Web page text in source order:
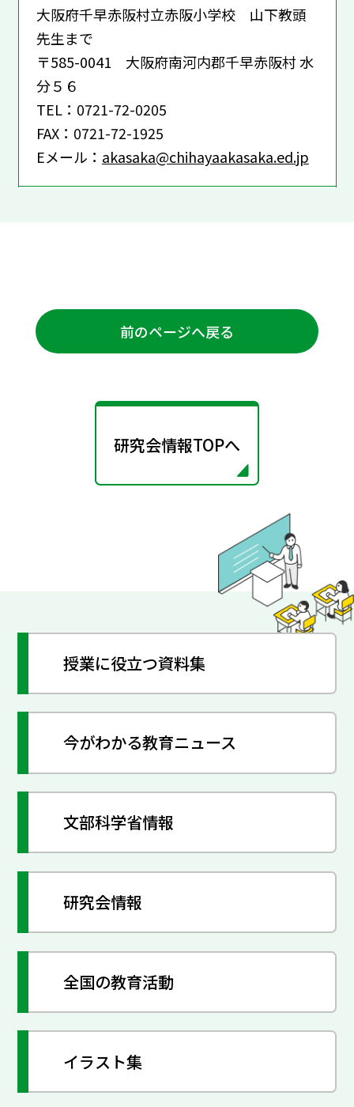
大阪府千早赤阪村立赤阪小学校 山下教頭
先生まで
〒585-0041 大阪府南河内郡千早赤阪村 水
分５６
TEL：0721-72-0205
FAX：0721-72-1925
Eメール： akasaka@chihayaakasaka.ed.jp
前のページへ戻る
研究会情報TOPへ
授業に役立つ資料集
今がわかる教育ニュース
文部科学省情報
研究会情報
全国の教育活動
イラスト集